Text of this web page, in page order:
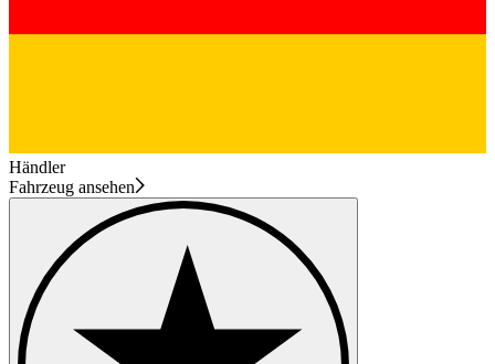
Händler
Fahrzeug ansehen